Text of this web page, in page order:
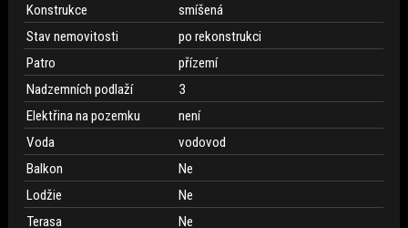
Konstrukce
smíšená
Stav nemovitosti
po rekonstrukci
Patro
přízemí
Nadzemních podlaží
3
Elektřina na pozemku
není
Voda
vodovod
Balkon
Ne
Lodžie
Ne
Terasa
Ne